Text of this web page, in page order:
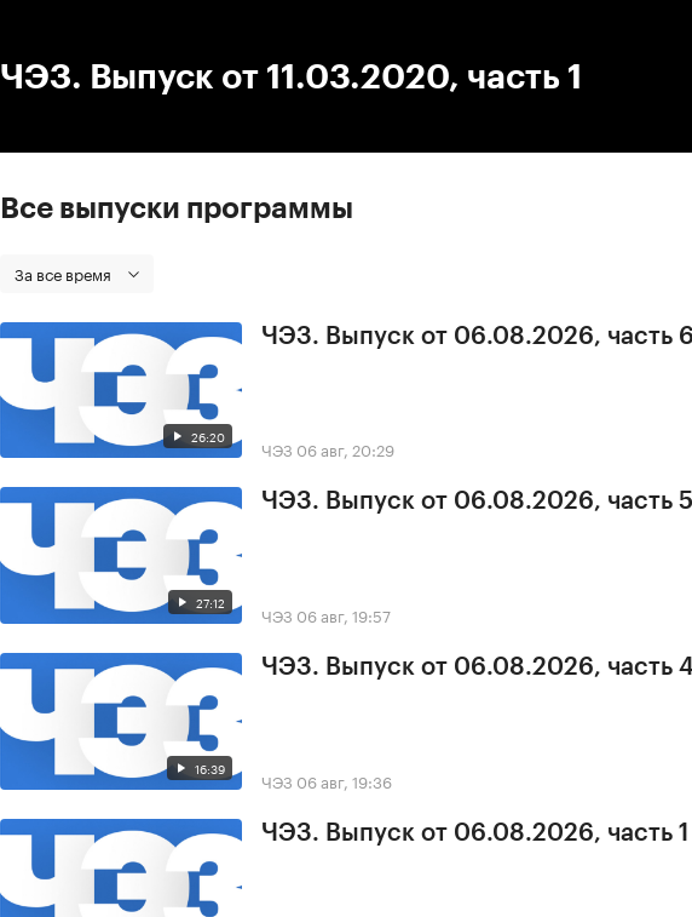
ЧЭЗ. Выпуск от 11.03.2020, часть 1
Все выпуски программы
За все время
26:20
ЧЭЗ. Выпуск от 06.08.2026, часть
ЧЭЗ 06 авг, 20:29
27:12
ЧЭЗ. Выпуск от 06.08.2026, часть 5
ЧЭЗ 06 авг, 19:57
16:39
ЧЭЗ. Выпуск от 06.08.2026, часть
ЧЭЗ 06 авг, 19:36
ЧЭЗ. Выпуск от 06.08.2026, часть 1